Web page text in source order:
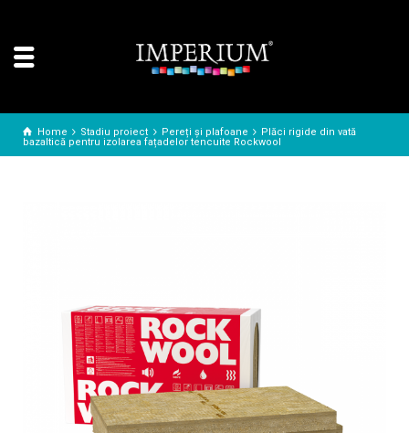
Home Stadiu proiect Pereți și plafoane
Plăci rigide din vată
bazaltică pentru izolarea fațadelor tencuite Rockwool